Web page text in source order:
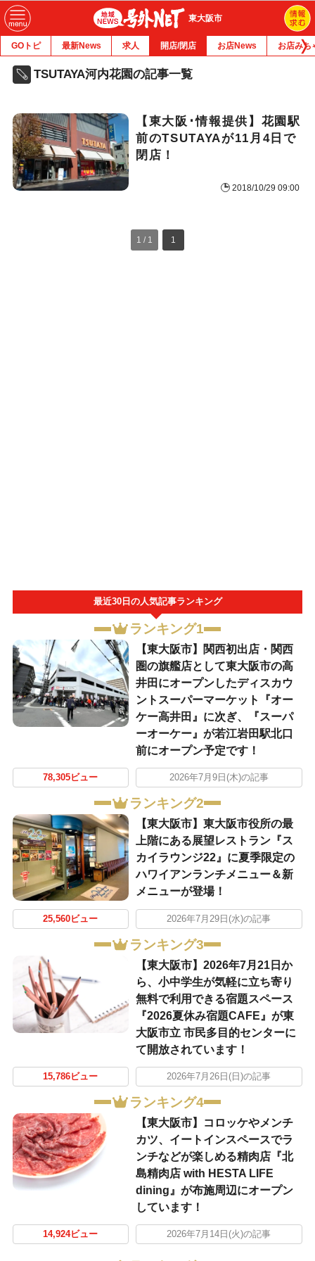
東大阪市
GOトピ 最新News 求人 開店/閉店 お店News お店みち
TSUTAYA河内花園の記事一覧
【東大阪･情報提供】花園駅
前のTSUTAYAが11月4日で
閉店！
2018/10/29 09:00
1 / 1 1
最近30日の人気記事ランキング
ランキング1
【東大阪市】関西初出店・関西
圏の旗艦店として東大阪市の高
井田にオープンしたディスカウ
ントスーパーマーケット『オー
ケー高井田』に次ぎ、『スーパ
ーオーケー』が若江岩田駅北口
前にオープン予定です！
78,305ビュー 2026年7月9日(木)の記事
ランキング2
【東大阪市】東大阪市役所の最
上階にある展望レストラン『ス
カイラウンジ22』に夏季限定の
ハワイアンランチメニュー＆新
メニューが登場！
25,560ビュー 2026年7月29日(水)の記事
ランキング3
【東大阪市】2026年7月21日か
ら、小中学生が気軽に立ち寄り
無料で利用できる宿題スペース
『2026夏休み宿題CAFE』が東
大阪市立 市民多目的センターに
て開放されています！
15,786ビュー 2026年7月26日(日)の記事
ランキング4
【東大阪市】コロッケやメンチ
カツ、イートインスペースでラ
ンチなどが楽しめる精肉店『北
島精肉店 with HESTA LIFE
dining』が布施周辺にオープン
しています！
14,924ビュー 2026年7月14日(火)の記事